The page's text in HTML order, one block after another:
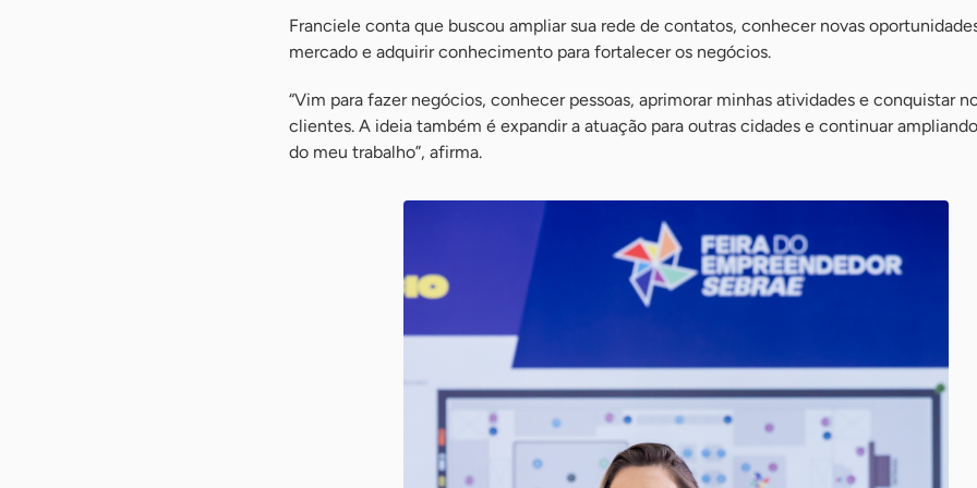
Franciele conta que buscou ampliar sua rede de contatos, conhecer novas
mercado e adquirir conhecimento para fortalecer os negócios.
“Vim para fazer negócios, conhecer pessoas, aprimorar minhas atividades e conquistar
clientes. A ideia também é expandir a atuação para outras cidades e continuar
do meu trabalho”, afirma.